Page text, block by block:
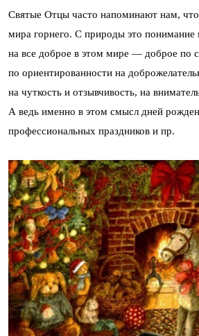
Святые Отцы часто напоминают нам,
мира горнего. С природы это понимание
на все доброе в этом мире — доброе по
по ориентированности на
на чуткость и отзывчивость, на
А ведь именно в этом смысл дней
профессиональных праздников и пр.